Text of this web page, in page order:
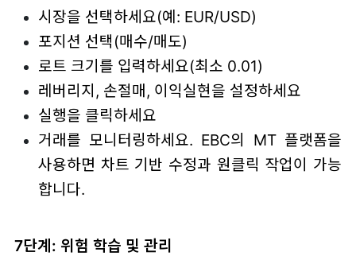
시장을 선택하세요(예: EUR/USD)
포지션 선택(매수/매도)
로트 크기를 입력하세요(최소 0.01)
레버리지, 손절매, 이익실현을 설정하세요
실행을 클릭하세요
거래를 모니터링하세요. EBC의 MT 플랫폼을
사용하면 차트 기반 수정과 원클릭 작업이 가능
합니다.
7단계: 위험 학습 및 관리